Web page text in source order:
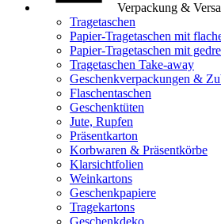
Verpackung &
Tragetaschen
Papier-Tragetaschen mit
Papier-Tragetaschen mit
Tragetaschen Take-away
Geschenkverpackungen &
Flaschentaschen
Geschenktüten
Jute, Rupfen
Präsentkarton
Korbwaren & Präsentkörbe
Klarsichtfolien
Weinkartons
Geschenkpapiere
Tragekartons